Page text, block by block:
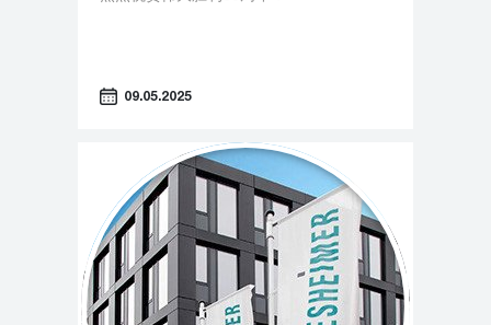
09.05.2025